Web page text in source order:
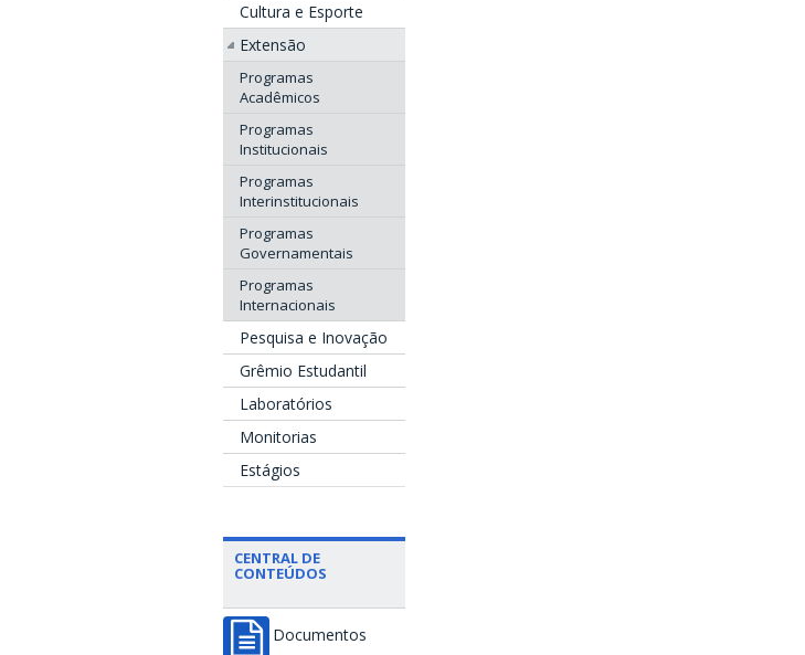
Cultura e Esporte
Extensão
Programas
Acadêmicos
Programas
Institucionais
Programas
Interinstitucionais
Programas
Governamentais
Programas
Internacionais
Pesquisa e Inovação
Grêmio Estudantil
Laboratórios
Monitorias
Estágios
CENTRAL DE
CONTEÚDOS
Documentos